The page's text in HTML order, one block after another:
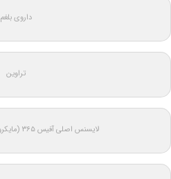
داروی بلغم
تراوین
لایسنس اصلی آفیس ۳۶۵ (مایکروسافت ۳۶۵) اورجینال